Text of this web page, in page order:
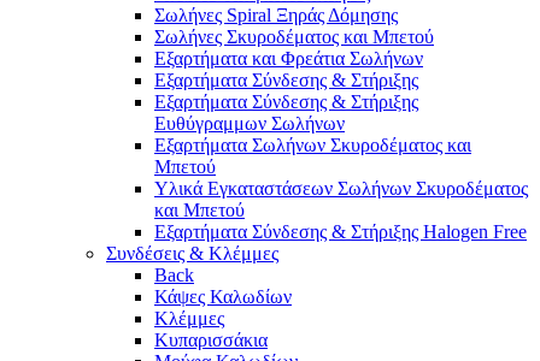
Σωλήνες Spiral Ξηράς Δόμησης
Σωλήνες Σκυροδέματος και Μπετού
Εξαρτήματα και Φρεάτια Σωλήνων
Εξαρτήματα Σύνδεσης & Στήριξης
Εξαρτήματα Σύνδεσης & Στήριξης
Ευθύγραμμων Σωλήνων
Εξαρτήματα Σωλήνων Σκυροδέματος και
Μπετού
Υλικά Εγκαταστάσεων Σωλήνων Σκυροδέματος
και Μπετού
Εξαρτήματα Σύνδεσης & Στήριξης Halogen Free
Συνδέσεις & Κλέμμες
Back
Κάψες Καλωδίων
Κλέμμες
Κυπαρισσάκια